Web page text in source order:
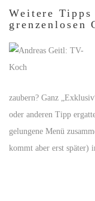
Weitere
grenzenlosen
zaubern? Ganz
oder anderen Tipp
gelungene Menü
kommt aber erst später)